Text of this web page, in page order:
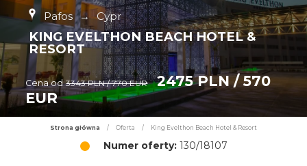
Pafos → Cypr
KING EVELTHON BEACH HOTEL &
RESORT
Cena od 3343 PLN / 770 EUR
2475 PLN / 570
EUR
Strona główna / Oferta / King Evelthon Beach Hotel & Resort
Numer oferty:130/18107